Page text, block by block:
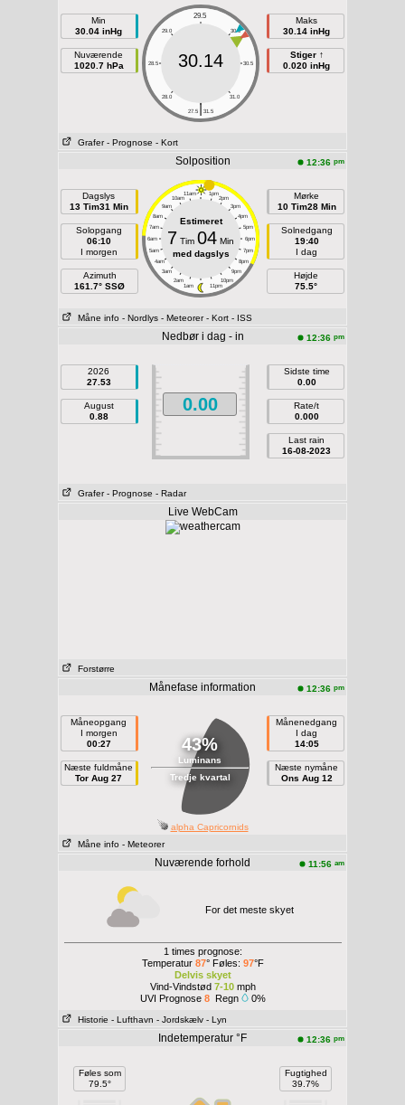
Min
30.04 inHg
Nuværende
1020.7 hPa
29.5
29.0 30.0
28.5 30.5
28.0 31.0
|
27.5 31.5
30.14
Maks
30.14 inHg
Stiger ↑
0.020 inHg
Grafer - Prognose - Kort
Solposition 12:36 pm
Dagslys
13 Tim31 Min
Solopgang
06:10
I morgen
Azimuth
161.7° SSØ
11am 1pm
10am 2pm
9am 3pm
8am 4pm
7am 5pm
6am 6pm
5am 7pm
4am 8pm
3am 9pm
2am 10pm
1am 11pm
Estimeret
7 Tim 04 Min
med dagslys
Mørke
10 Tim28 Min
Solnedgang
19:40
I dag
Højde
75.5°
Måne info - Nordlys - Meteorer - Kort - ISS
Nedbør i dag - in 12:36 pm
2026
27.53
August
0.88
0.00
Sidste time
0.00
Rate/t
0.000
Last rain
16-08-2023
Grafer - Prognose - Radar
Live WebCam
Forstørre
Månefase information 12:36 pm
Måneopgang
I morgen
00:27
Næste fuldmåne
Tor Aug 27
43%
Luminans
Tredje kvartal
Månenedgang
I dag
14:05
Næste nymåne
Ons Aug 12
alpha Capricornids
Måne info - Meteorer
Nuværende forhold 11:56 am
For det meste skyet
1 times prognose:
Temperatur 87° Føles: 97°F
Delvis skyet
Vind-Vindstød 7-10mph
UVI Prognose 8Regn 0%
Historie - Lufthavn - Jordskælv - Lyn
Indetemperatur °F 12:36 pm
Føles som
79.5°
Fugtighed
39.7%